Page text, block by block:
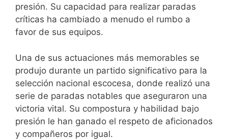
presión. Su capacidad para realizar paradas
críticas ha cambiado a menudo el rumbo a
favor de sus equipos.
Una de sus actuaciones más memorables se
produjo durante un partido significativo para la
selección nacional escocesa, donde realizó una
serie de paradas notables que aseguraron una
victoria vital. Su compostura y habilidad bajo
presión le han ganado el respeto de aficionados
y compañeros por igual.